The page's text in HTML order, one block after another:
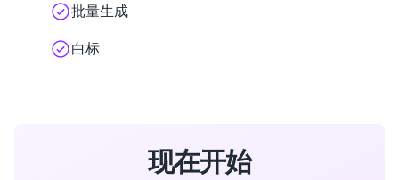
批量生成
白标
现在开始